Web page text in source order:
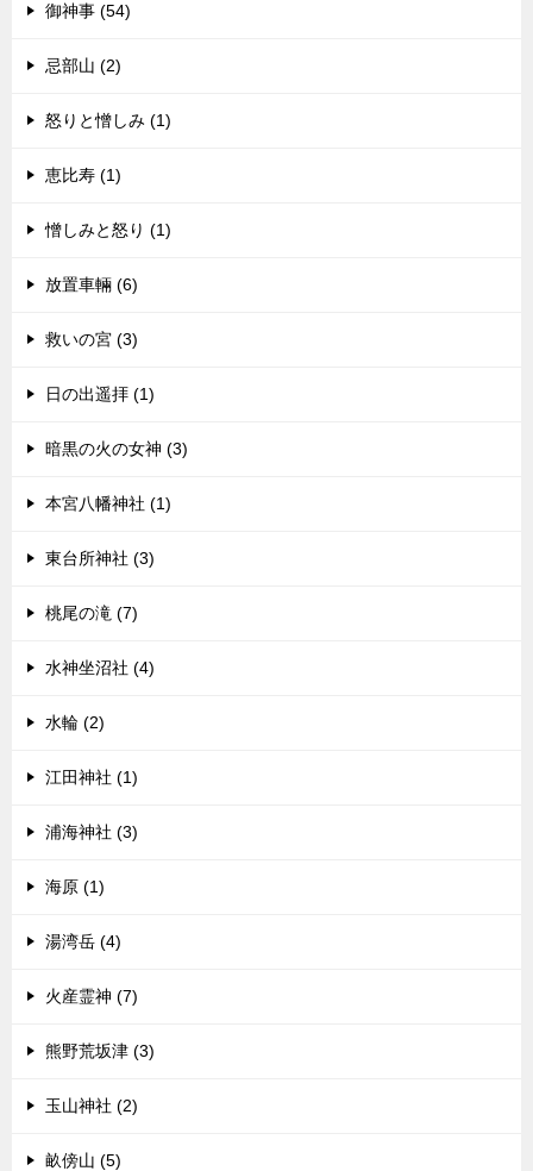
御神事 (54)
忌部山 (2)
怒りと憎しみ (1)
恵比寿 (1)
憎しみと怒り (1)
放置車輛 (6)
救いの宮 (3)
日の出遥拝 (1)
暗黒の火の女神 (3)
本宮八幡神社 (1)
東台所神社 (3)
桃尾の滝 (7)
水神坐沼社 (4)
水輪 (2)
江田神社 (1)
浦海神社 (3)
海原 (1)
湯湾岳 (4)
火産霊神 (7)
熊野荒坂津 (3)
玉山神社 (2)
畝傍山 (5)